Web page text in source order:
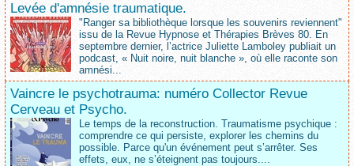
Levée d'amnésie traumatique.
"Ranger sa bibliothèque lorsque les souvenirs reviennent"
issu de la Revue Hypnose et Thérapies Brèves 80. En
septembre dernier, l’actrice Juliette Lamboley publiait un
podcast, « Nuit noire, nuit blanche », où elle raconte son
amnési...
Vaincre le psychotrauma: numéro Collector Revue
Cerveau et Psycho.
Le temps de la reconstruction. Traumatisme psychique :
comprendre ce qui persiste, explorer les chemins du
possible. Parce qu'un événement peut s’arrêter. Ses
effets, eux, ne s’éteignent pas toujours....